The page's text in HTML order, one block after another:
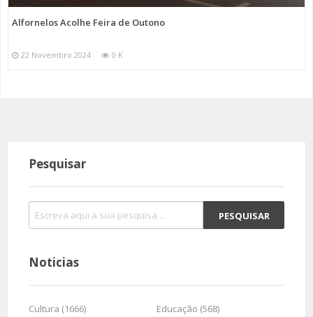
Alfornelos Acolhe Feira de Outono
22 Novembro 2024 0 K
Pesquisar
Noticias
Cultura (1666)
Educação (568)